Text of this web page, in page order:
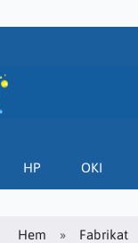
HP OKI
Hem Fabrikat